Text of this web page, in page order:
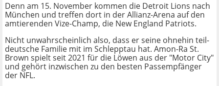
Denn am 15. November kommen die Detroit Lions nach
München und treffen dort in der Allianz-Arena auf den
amtierenden Vize-Champ, die New England Patriots.
Nicht unwahrscheinlich also, dass er seine ohnehin teil-
deutsche Familie mit im Schlepptau hat. Amon-Ra St.
Brown spielt seit 2021 für die Löwen aus der "Motor City"
und gehört inzwischen zu den besten Passempfänger
der NFL.